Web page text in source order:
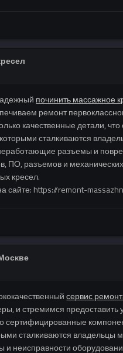
починить массажное
ремонт
качественные детали,
сталкиваются
разъемы и
ПО, разъемов и
кресел.
сайте: https://remont-
сервис
и стремимся
сертифицированные
сталкиваются
неисправности